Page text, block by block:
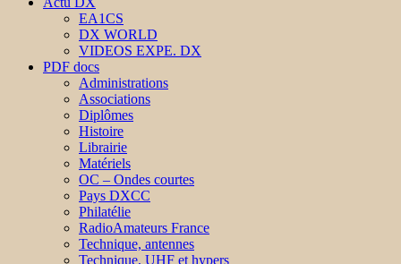
EA1CS
DX WORLD
VIDEOS EXPE. DX
PDF docs
Administrations
Associations
Diplômes
Histoire
Librairie
Matériels
OC – Ondes courtes
Pays DXCC
Philatélie
RadioAmateurs France
Technique, antennes
Technique, UHF et hypers